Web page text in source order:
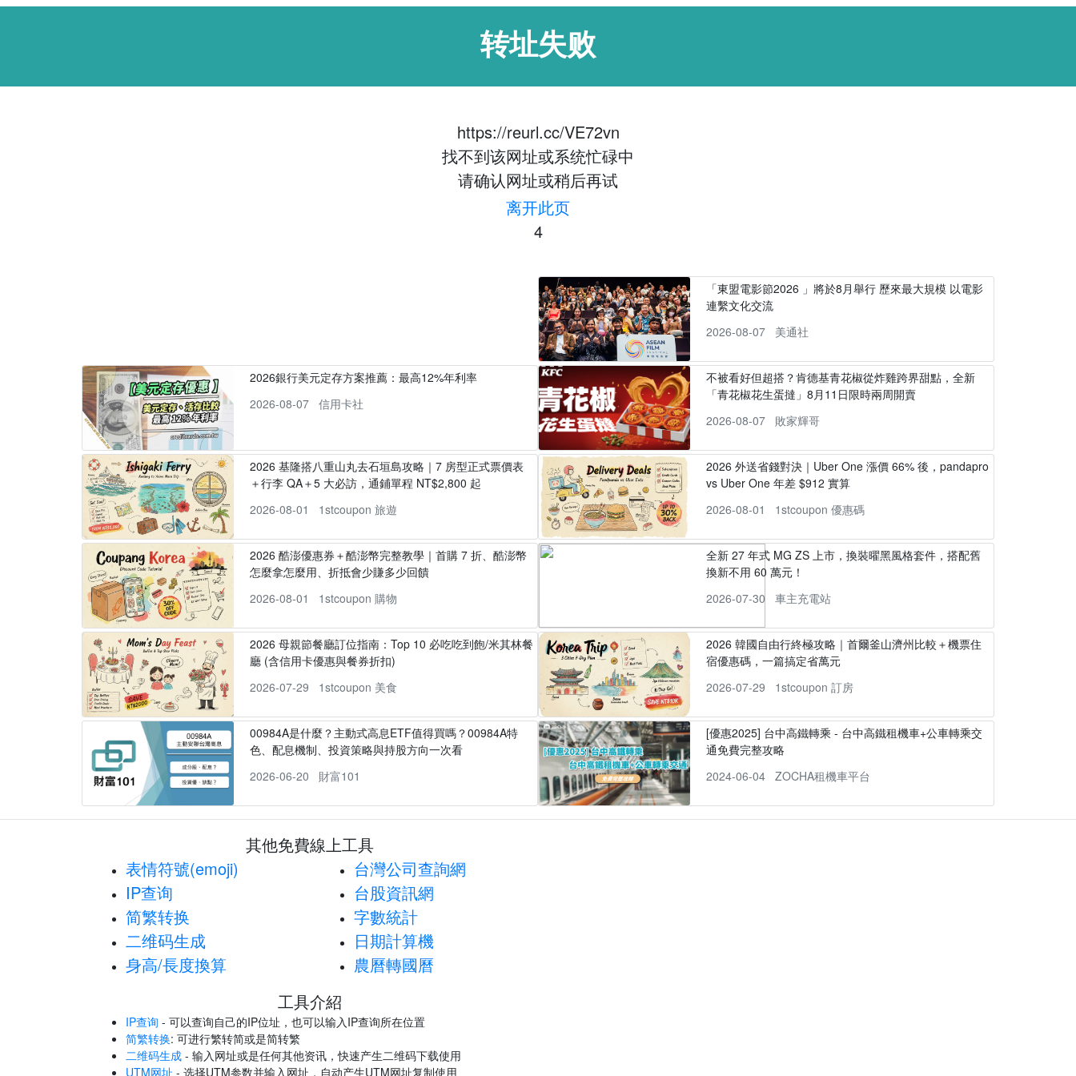
转址失败
https://reurl.cc/VE72vn
找不到该网址或系统忙碌中
请确认网址或稍后再试
离开此页
3
「東盟電影節2026 」將於8月舉行 歷來最大規模 以電影
連繫文化交流
2026-08-07
美通社
2026銀行美元定存方案推薦：最高12%年利率
2026-08-07
信用卡社
不被看好但超搭？肯德基青花椒從炸雞跨界甜點，全新
「青花椒花生蛋撻」8月11日限時兩周開賣
2026-08-07
敗家輝哥
2026 基隆搭八重山丸去石垣島攻略｜7 房型正式票價表
＋行李 QA＋5 大必訪，通鋪單程 NT$2,800 起
2026-08-01
1stcoupon 旅遊
2026 外送省錢對決｜Uber One 漲價 66% 後，pandapro
vs Uber One 年差 $912 實算
2026-08-01
1stcoupon 優惠碼
2026 酷澎優惠券＋酷澎幣完整教學｜首購 7 折、酷澎幣
怎麼拿怎麼用、折抵會少賺多少回饋
2026-08-01
1stcoupon 購物
全新 27 年式 MG ZS 上市，換裝曜黑風格套件，搭配舊
換新不用 60 萬元！
2026-07-30
車主充電站
2026 母親節餐廳訂位指南：Top 10 必吃吃到飽/米其林餐
廳 (含信用卡優惠與餐券折扣)
2026-07-29
1stcoupon 美食
2026 韓國自由行終極攻略｜首爾釜山濟州比較＋機票住
宿優惠碼，一篇搞定省萬元
2026-07-29
1stcoupon 訂房
00984A是什麼？主動式高息ETF值得買嗎？00984A特
色、配息機制、投資策略與持股方向一次看
2026-06-20
財富101
[優惠2025] 台中高鐵轉乘 - 台中高鐵租機車+公車轉乘交
通免費完整攻略
2024-06-04
ZOCHA租機車平台
其他免費線上工具
表情符號(emoji)
IP查询
简繁转换
二维码生成
身高/長度換算
台灣公司查詢網
台股資訊網
字數統計
日期計算機
農曆轉國曆
工具介紹
IP查询 - 可以查询自己的IP位址，也可以输入IP查询所在位置
简繁转换: 可进行繁转简或是简转繁
二维码生成 - 输入网址或是任何其他资讯，快速产生二维码下载使用
UTM网址 - 选择UTM参数并输入网址，自动产生UTM网址复制使用